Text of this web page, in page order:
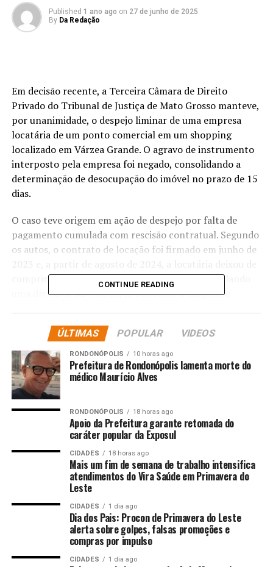
Published 1 ano ago on 27 de junho de 2025
By Da Redação
Em decisão recente, a Terceira Câmara de Direito
Privado do Tribunal de Justiça de Mato Grosso manteve,
por unanimidade, o despejo liminar de uma empresa
locatária de um ponto comercial em um shopping
localizado em Várzea Grande. O agravo de instrumento
interposto pela empresa foi negado, consolidando a
determinação de desocupação do imóvel no prazo de 15
dias.
O caso teve origem em ação de despejo por falta de
pagamento cumulada com rescisão contratual. Segundo
os autos, o contrato de locação foi firmado em junho de
cumprir com suas obrigações financeiras, acumulando
uma dívida de R$ 55.895,43 referente a aluguéis e
A defesa sustentou que havia quitado integralmente
dívidas anteriores e que os valores cobrados seriam
controversos, abrangendo encargos como fundo de
promoção e cotas extras, além de contestar a
inexistência de notificação válida acerca de novos
débitos. Também alegou que a decisão liminar
comprometia a continuidade de suas atividades
empresariais, afrontando a função social da empresa e o
contraditório.
Entretanto, o relator, desembargador Carlos Alberto
Alves da Rocha, destacou que a tutela de urgência foi
corretamente concedida com base na ausência de
garantia locatícia efetiva e na inadimplência
comprovada através de documentos idôneos. Apesar do
CONTINUE READING
ÚLTIMAS POPULAR VIDEOS
RONDONÓPOLIS 10 horas ago
Prefeitura de Rondonópolis lamenta morte do
médico Maurício Alves
RONDONÓPOLIS 18 horas ago
Apoio da Prefeitura garante retomada do
caráter popular da Exposul
CIDADES 18 horas ago
Mais um fim de semana de trabalho intensifica
atendimentos do Vira Saúde em Primavera do
Leste
CIDADES 1 dia ago
Dia dos Pais: Procon de Primavera do Leste
alerta sobre golpes, falsas promoções e
compras por impulso
CIDADES 1 dia ago